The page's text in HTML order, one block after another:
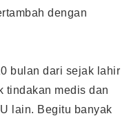
dengan
bulan dari sejak lahir
tindakan medis dan
lain. Begitu banyak